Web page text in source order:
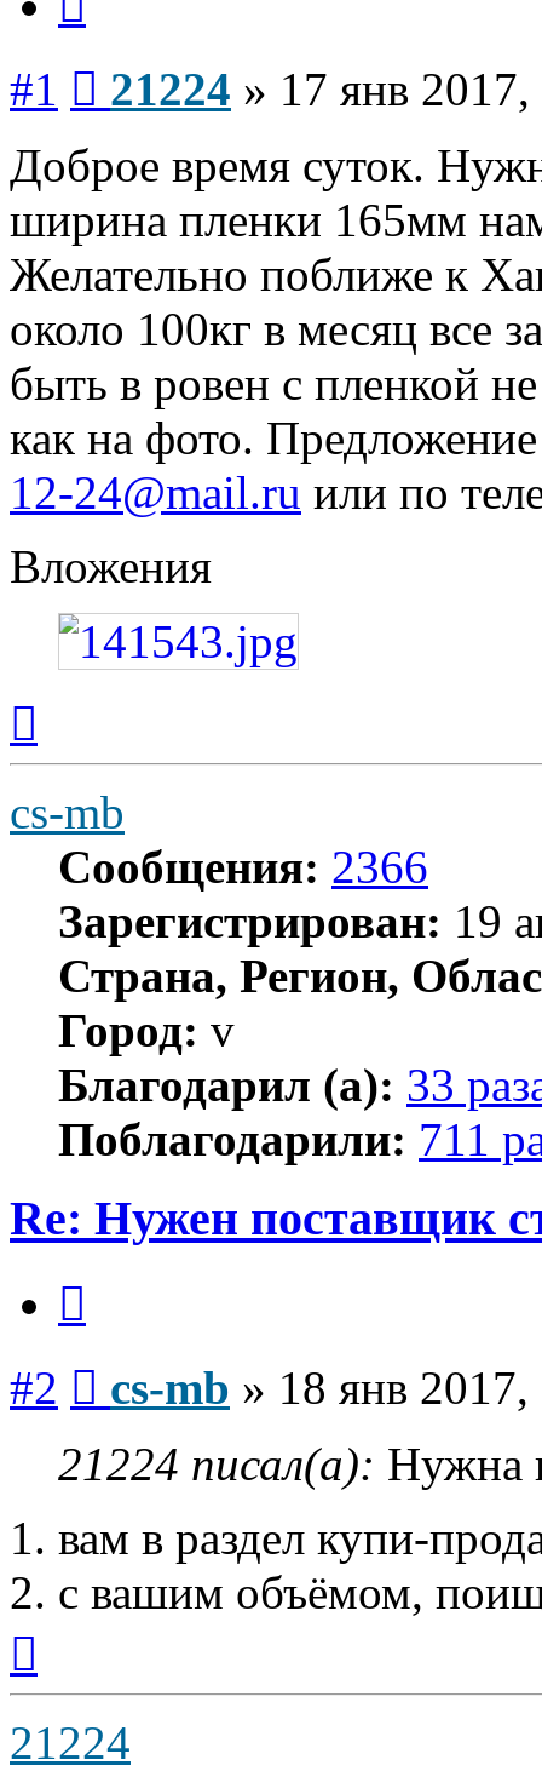
#1 21224 » 17 янв
Доброе время суток.
ширина пленки 165мм
Желательно поближе к
около 100кг в месяц все
быть в ровен с пленкой
как на фото.
12-24@mail.ru или по
Вложения
началу
cs-mb
Сообщения: 2366
Зарегистрирован: 19
Страна, Регион,
Город: v
Благодарил (а): 33
Поблагодарили: 711
Re: Нужен поставщик
#2 cs-mb » 18 янв
21224 писал(а): Нужна
1. вам в раздел купи-
2. с вашим объёмом,
началу
21224